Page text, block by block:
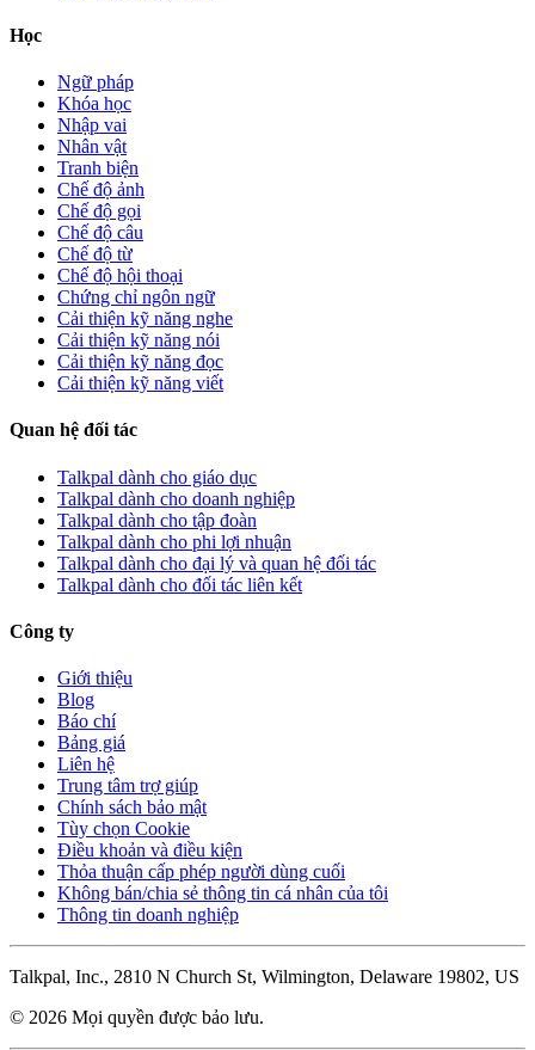
Học
Ngữ pháp
Khóa học
Nhập vai
Nhân vật
Tranh biện
Chế độ ảnh
Chế độ gọi
Chế độ câu
Chế độ từ
Chế độ hội thoại
Chứng chỉ ngôn ngữ
Cải thiện kỹ năng nghe
Cải thiện kỹ năng nói
Cải thiện kỹ năng đọc
Cải thiện kỹ năng viết
Quan hệ đối tác
Talkpal dành cho giáo dục
Talkpal dành cho doanh nghiệp
Talkpal dành cho tập đoàn
Talkpal dành cho phi lợi nhuận
Talkpal dành cho đại lý và quan hệ đối tác
Talkpal dành cho đối tác liên kết
Công ty
Giới thiệu
Blog
Báo chí
Bảng giá
Liên hệ
Trung tâm trợ giúp
Chính sách bảo mật
Tùy chọn Cookie
Điều khoản và điều kiện
Thỏa thuận cấp phép người dùng cuối
Không bán/chia sẻ thông tin cá nhân của tôi
Thông tin doanh nghiệp
Talkpal, Inc., 2810 N Church St, Wilmington, Delaware 19802, US
© 2026 Mọi quyền được bảo lưu.